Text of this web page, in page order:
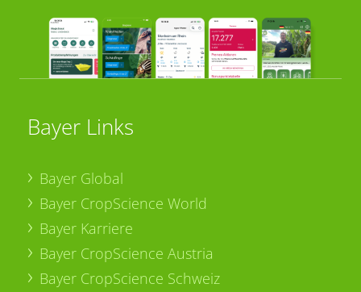
Bayer Links
Bayer Global
Bayer CropScience World
Bayer Karriere
Bayer CropScience Austria
Bayer CropScience Schweiz